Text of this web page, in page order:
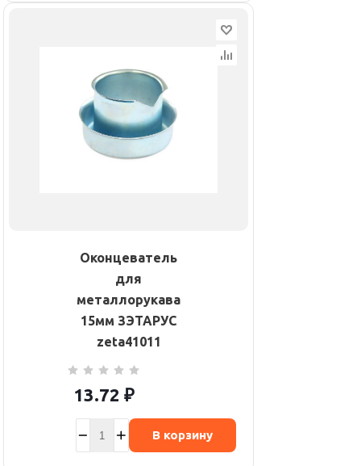
Оконцеватель
для
металлорукава
15мм ЗЭТАРУС
zeta41011
13.72 ₽
В корзину